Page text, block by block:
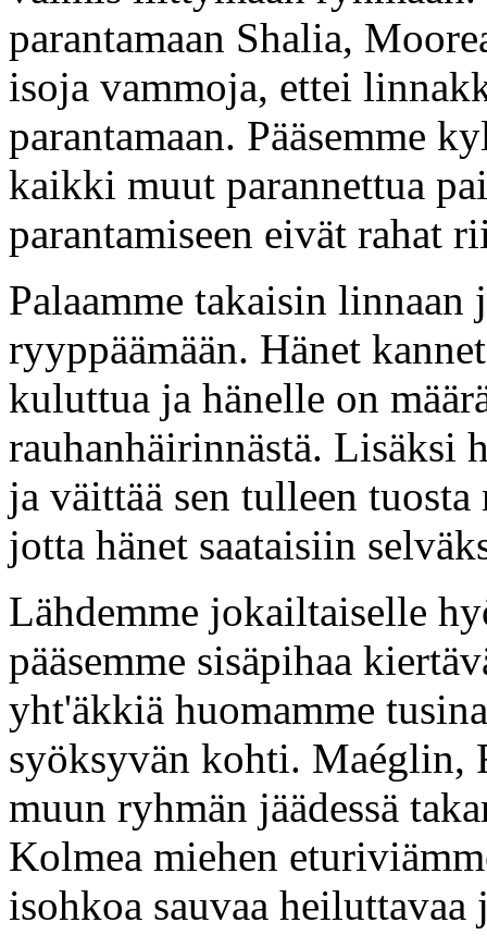
parantamaan Shalia,
isoja vammoja, ettei
parantamaan. Pääsemme
kaikki muut parannettua
parantamiseen eivät rahat
Palaamme takaisin
ryyppäämään. Hänet
kuluttua ja hänelle on
rauhanhäirinnästä. Lisäksi
ja väittää sen tulleen
jotta hänet saataisiin
Lähdemme jokailtaiselle
pääsemme sisäpihaa
yht'äkkiä huomamme
syöksyvän kohti. Maéglin,
muun ryhmän jäädessä
Kolmea miehen
isohkoa sauvaa heiluttavaa